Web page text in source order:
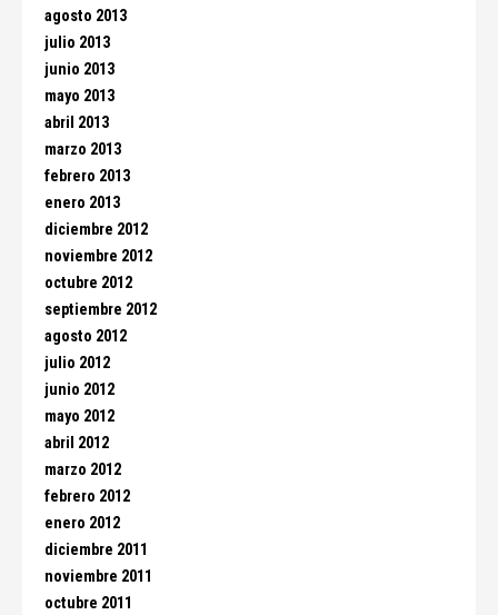
agosto 2013
julio 2013
junio 2013
mayo 2013
abril 2013
marzo 2013
febrero 2013
enero 2013
diciembre 2012
noviembre 2012
octubre 2012
septiembre 2012
agosto 2012
julio 2012
junio 2012
mayo 2012
abril 2012
marzo 2012
febrero 2012
enero 2012
diciembre 2011
noviembre 2011
octubre 2011